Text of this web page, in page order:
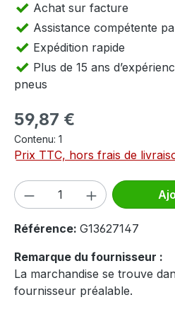
Achat sur facture
Assistance compétente
Expédition rapide
Plus de 15 ans
pneus
Prix régulier :
59,87 €
Contenu: 1
Prix TTC, hors frais de
Quantité de produit
Référence: G13627147
Remarque du fournisseur :
La marchandise se trouve
fournisseur préalable.